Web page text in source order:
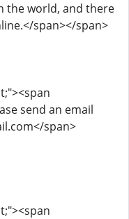
the world, and there
span></span>
send an email
span>